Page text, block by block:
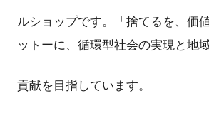
ルショップです。「捨てるを、価
ットーに、循環型社会の実現と地
貢献を目指しています。